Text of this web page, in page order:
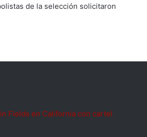
de la selección solicitaron
Fields en California con cartel